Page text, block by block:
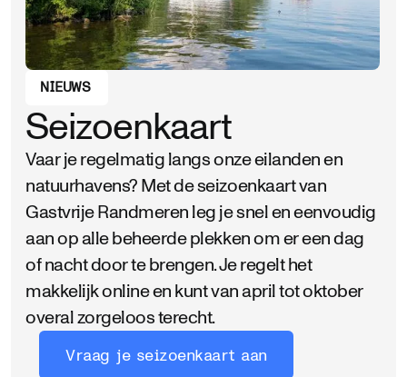
NIEUWS
Seizoenkaart
Vaar je regelmatig langs onze eilanden en
natuurhavens? Met de seizoenkaart van
Gastvrije Randmeren leg je snel en eenvoudig
aan op alle beheerde plekken om er een dag
of nacht door te brengen. Je regelt het
makkelijk online en kunt van april tot oktober
overal zorgeloos terecht.
Vraag je seizoenkaart aan